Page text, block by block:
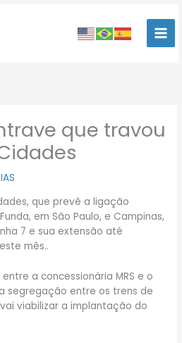
que travou
que prevê a ligação
em São Paulo, e Campinas,
7 e sua extensão até
mês..
a concessionária MRS e o
segregação entre os trens de
viabilizar a implantação do